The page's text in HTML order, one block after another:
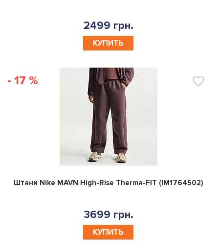
2499 грн.
КУПИТЬ
- 17 %
0
Штани Nike MAVN High-Rise Therma-FIT (IM1764502)
3699 грн.
КУПИТЬ